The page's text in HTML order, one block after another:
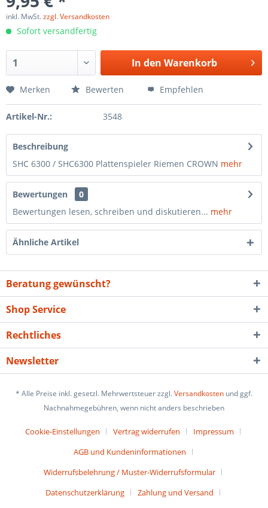
inkl. MwSt.zzgl. Versandkosten
Sofort versandfertig
In den Warenkorb
Merken Bewerten Empfehlen
Artikel-Nr.: 3548
Beschreibung
SHC 6300 / SHC6300 Plattenspieler Riemen CROWN mehr
Bewertungen
0
Bewertungen lesen, schreiben und diskutieren... mehr
Ähnliche Artikel
Beratung gewünscht?
Shop Service
Rechtliches
Newsletter
* Alle Preise inkl. gesetzl. Mehrwertsteuer zzgl.Versandkosten und ggf.
Nachnahmegebühren, wenn nicht anders beschrieben
Cookie-Einstellungen Vertrag widerrufen
Impressum
AGB und Kundeninformationen
Widerrufsbelehrung / Muster-Widerrufsformular
Datenschutzerklärung
Zahlung und Versand